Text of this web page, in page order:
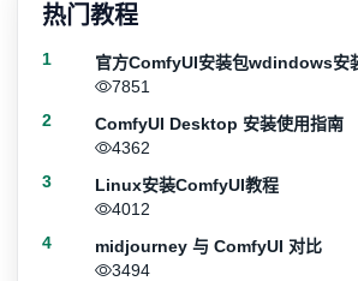
热门教程
1
官方ComfyUI安装包wdindows安
7851
2
ComfyUI Desktop 安装使用指南
4362
3
Linux安装ComfyUI教程
4012
4
midjourney 与 ComfyUI 对比
3494